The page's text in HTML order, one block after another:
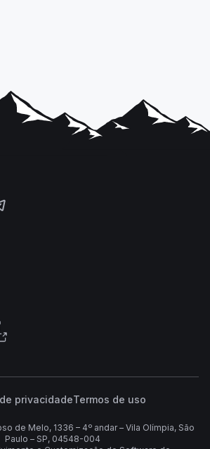
privacidadeTermos de uso
de Melo, 1336 – 4º andar – Vila Olímpia, São
Paulo – SP, 04548-004